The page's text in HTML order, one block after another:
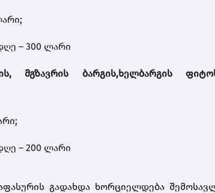
;
– 300 ლარი
, მგზავრის ბარგის,ხელბარგის
;
– 200 ლარი
გადახდა ხორციელდება